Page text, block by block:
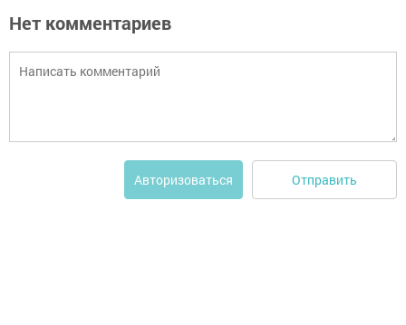
Нет комментариев
Авторизоваться Отправить